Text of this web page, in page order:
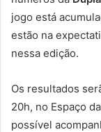
jogo está
estão na
nessa edição.
Os resultados
20h, no Espaço
possível